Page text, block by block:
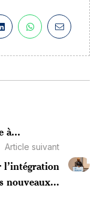
à...
Article suivant
l’intégration
nouveaux...